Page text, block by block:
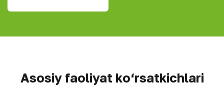
Asosiy faoliyat ko‘rsatkichlari